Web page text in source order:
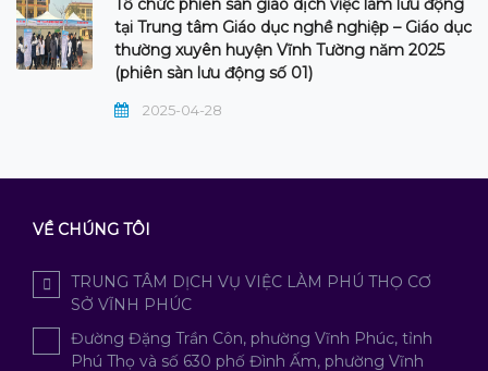
Tổ chức phiên sàn giao dịch việc làm lưu động
tại Trung tâm Giáo dục nghề nghiệp – Giáo dục
thường xuyên huyện Vĩnh Tường năm 2025
(phiên sàn lưu động số 01)
2025-04-28
VỀ CHÚNG TÔI
TRUNG TÂM DỊCH VỤ VIỆC LÀM PHÚ THỌ CƠ
SỞ VĨNH PHÚC
Đường Đặng Trần Côn, phường Vĩnh Phúc, tỉnh
Phú Thọ và số 630 phố Đình Ấm, phường Vĩnh